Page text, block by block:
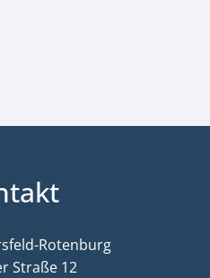
Rotenburg
Straße 12